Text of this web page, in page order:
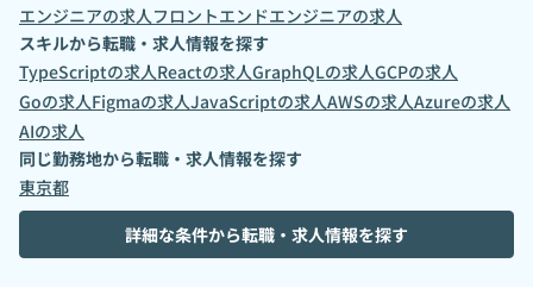
エンジニアの求人 フロントエンドエンジニアの求人
スキルから転職・求人情報を探す
TypeScriptの求人Reactの求人GraphQLの求人GCPの求人
Goの求人Figmaの求人JavaScriptの求人AWSの求人Azureの求人
AIの求人
同じ勤務地から転職・求人情報を探す
東京都
詳細な条件から転職・求人情報を探す